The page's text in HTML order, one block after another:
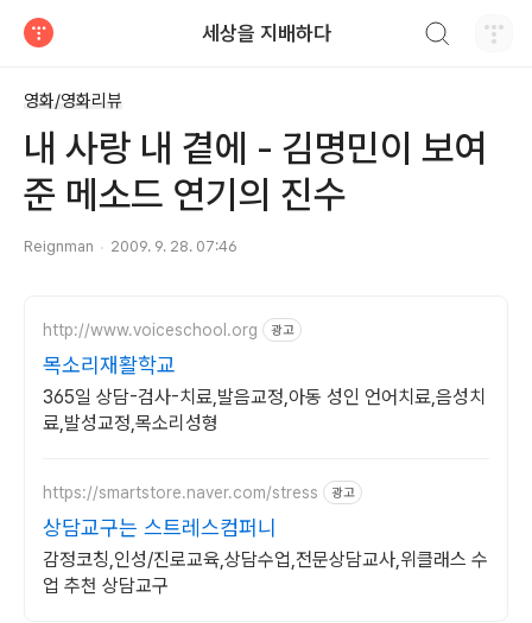
세상을 지배하다
영화/영화리뷰
내 사랑 내 곁에 - 김명민이 보여
준 메소드 연기의 진수
Reignman 2009. 9. 28. 07:46
http://www.voiceschool.org 광고
목소리재활학교
365일 상담-검사-치료,발음교정,아동 성인 언어치료,음성치
료,발성교정,목소리성형
https://smartstore.naver.com/stress 광고
상담교구는 스트레스컴퍼니
감정코칭,인성/진로교육,상담수업,전문상담교사,위클래스 수
업 추천 상담교구